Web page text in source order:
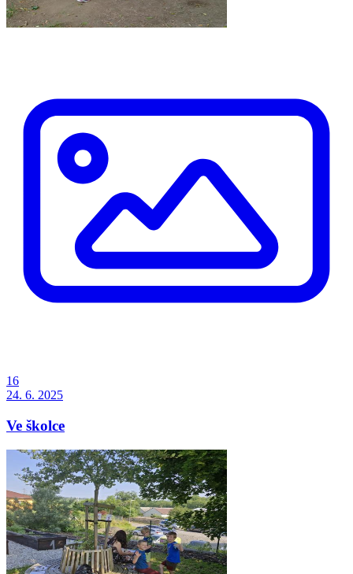
16
24. 6. 2025
Ve školce